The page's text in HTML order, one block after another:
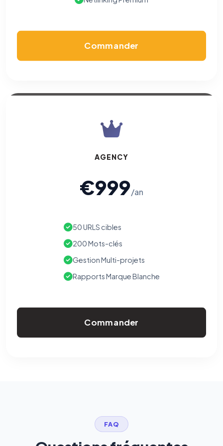
Commander
AGENCY
€999/an
50 URLS cibles
200 Mots-clés
Gestion Multi-projets
Rapports Marque Blanche
Commander
FAQ